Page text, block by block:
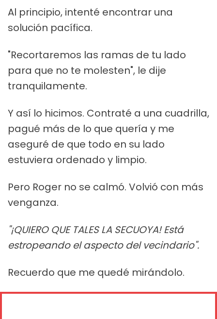
Al principio, intenté encontrar una
solución pacífica.
"Recortaremos las ramas de tu lado
para que no te molesten", le dije
tranquilamente.
Y así lo hicimos. Contraté a una cuadrilla,
pagué más de lo que quería y me
aseguré de que todo en su lado
estuviera ordenado y limpio.
Pero Roger no se calmó. Volvió con más
venganza.
"¡QUIERO QUE TALES LA SECUOYA! Está
estropeando el aspecto del vecindario".
Recuerdo que me quedé mirándolo.